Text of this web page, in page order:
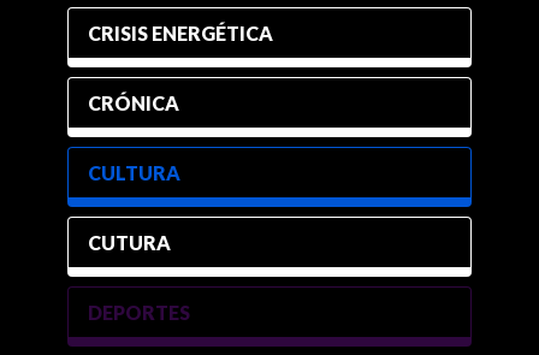
CRISIS ENERGÉTICA
CRÓNICA
CULTURA
CUTURA
DEPORTES